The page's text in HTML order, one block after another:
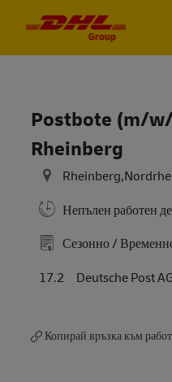
Postbote (m/
Rheinberg
Непълен работен
Сезонно /
17.2
Deutsche Post
Копирай връзка към